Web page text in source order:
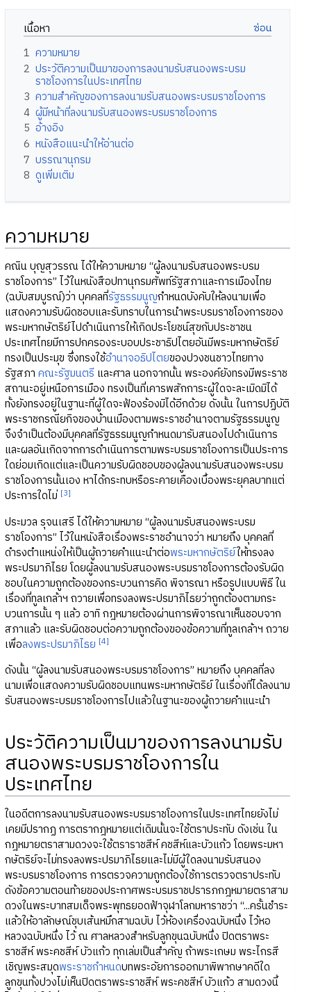
เนื้อหา
1 ความหมาย
2 ประวัติความเป็นมาของการลงนามรับสนองพระบรม
ราชโองการในประเทศไทย
3 ความสำคัญของการลงนามรับสนองพระบรมราชโองการ
4 ผู้มีหน้าที่ลงนามรับสนองพระบรมราชโองการ
5 อ้างอิง
6 หนังสือแนะนำให้อ่านต่อ
7 บรรณานุกรม
8 ดูเพิ่มเติม
ความหมาย
คณิน บุญสุวรรณ ได้ให้ความหมาย “ผู้ลงนามรับสนองพระบรม
ราชโองการ” ไว้ในหนังสือปทานุกรมศัพท์รัฐสภาและการเมืองไทย
(ฉบับสมบูรณ์)ว่า บุคคลที่รัฐธรรมนูญกำหนดบังคับให้ลงนามเพื่อ
แสดงความรับผิดชอบและรับทราบในการนำพระบรมราชโองการของ
พระมหากษัตริย์ไปดำเนินการให้เกิดประโยชน์สุขกับประชาชน
ประเทศไทยมีการปกครองระบอบประชาธิปไตยอันมีพระมหากษัตริย์
ทรงเป็นประมุข ซึ่งทรงใช้อำนาจอธิปไตยของปวงชนชาวไทยทาง
รัฐสภา คณะรัฐมนตรี และศาล นอกจากนั้น พระองค์ยังทรงมีพระราช
สถานะอยู่เหนือการเมือง ทรงเป็นที่เคารพสักการะผู้ใดจะละเมิดมิได้
ทั้งยังทรงอยู่ในฐานะที่ผู้ใดจะฟ้องร้องมิได้อีกด้วย ดังนั้น ในการปฏิบัติ
พระราชกรณียกิจของบ้านเมืองตามพระราชอำนาจตามรัฐธรรมนูญ
จึงจำเป็นต้องมีบุคคลที่รัฐธรรมนูญกำหนดมารับสนองไปดำเนินการ
และผลอันเกิดจากการดำเนินการตามพระบรมราชโองการเป็นประการ
ใดย่อมเกิดแต่และเป็นความรับผิดชอบของผู้ลงนามรับสนองพระบรม
ราชโองการนั้นเอง หาได้กระทบหรือระคายเคืองเบื้องพระยุคลบาทแต่
ประการใดไม่ [3]
ประมวล รุจนเสรี ได้ให้ความหมาย “ผู้ลงนามรับสนองพระบรม
ราชโองการ” ไว้ในหนังสือเรื่องพระราชอำนาจว่า หมายถึง บุคคลที่
ดำรงตำแหน่งให้เป็นผู้ถวายคำแนะนำต่อพระมหากษัตริย์ให้ทรงลง
พระปรมาภิไธย โดยผู้ลงนามรับสนองพระบรมราชโองการต้องรับผิด
ชอบในความถูกต้องของกระบวนการคิด พิจารณา หรือรูปแบบพิธี ใน
เรื่องที่ทูลเกล้าฯ ถวายเพื่อทรงลงพระปรมาภิไธยว่าถูกต้องตามกระ
บวนการนั้น ๆ แล้ว อาทิ กฎหมายต้องผ่านการพิจารณาเห็นชอบจาก
สภาแล้ว และรับผิดชอบต่อความถูกต้องของข้อความที่ทูลเกล้าฯ ถวาย
เพื่อลงพระปรมาภิไธย [4]
ดังนั้น “ผู้ลงนามรับสนองพระบรมราชโองการ” หมายถึง บุคคลที่ลง
นามเพื่อแสดงความรับผิดชอบแทนพระมหากษัตริย์ ในเรื่องที่ได้ลงนาม
รับสนองพระบรมราชโองการไปแล้วในฐานะของผู้ถวายคำแนะนำ
ประวัติความเป็นมาของการลงนามรับ
สนองพระบรมราชโองการใน
ประเทศไทย
ในอดีตการลงนามรับสนองพระบรมราชโองการในประเทศไทยยังไม่
เคยมีปรากฏ การตรากฎหมายแต่เดิมนั้นจะใช้ตราประทับ ดังเช่น ใน
กฎหมายตราสามดวงจะใช้ตราราชสีห์ คชสีห์และบัวแก้ว โดยพระมหา
กษัตริย์จะไม่ทรงลงพระปรมาภิไธยและไม่มีผู้ใดลงนามรับสนอง
พระบรมราชโองการ การตรวจความถูกต้องใช้การตรวจตราประทับ
ดังข้อความตอนท้ายของประกาศพระบรมราชปรารภกฎหมายตราสาม
ดวงในพระบาทสมเด็จพระพุทธยอดฟ้าจุฬาโลกมหาราชว่า “...ครั้นชำระ
แล้วให้อาลักษณ์ชุบเส้นหมึกสามฉบับ ไว้ห้องเครื่องฉบับหนึ่ง ไว้หอ
หลวงฉบับหนึ่ง ไว้ ณ ศาลหลวงสำหรับลูกขุนฉบับหนึ่ง ปิดตราพระ
ราชสีห์ พระคชสีห์ บัวแก้ว ทุกเล่มเป็นสำคัญ ถ้าพระเกษม พระไกรสี
เชิญพระสมุดพระราชกำหนดบทพระอัยการออกมาพิพากษาคดีใด
ลูกขุนทั้งปวงไม่เห็นปิดตราพระราชสีห์ พระคชสีห์ บัวแก้ว สามดวงนี้